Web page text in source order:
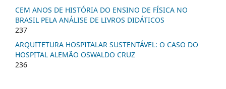
CEM ANOS DE HISTÓRIA DO ENSINO DE FÍSICA NO
BRASIL PELA ANÁLISE DE LIVROS DIDÁTICOS
237
ARQUITETURA HOSPITALAR SUSTENTÁVEL: O CASO DO
HOSPITAL ALEMÃO OSWALDO CRUZ
236